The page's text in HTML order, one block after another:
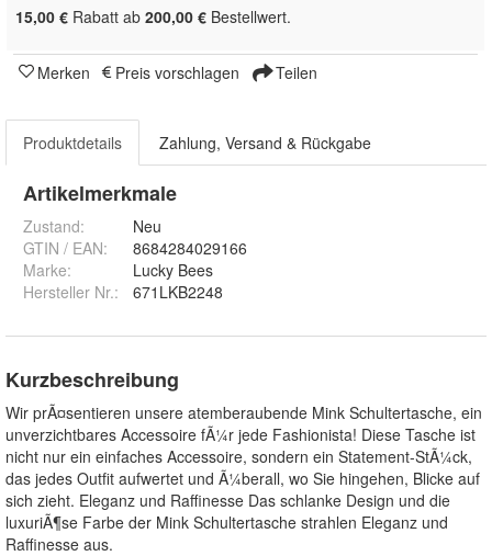
15,00 € Rabatt ab 200,00 € Bestellwert.
Merken Preis vorschlagen Teilen
Produktdetails Zahlung, Versand & Rückgabe
Artikelmerkmale
Zustand:
Neu
GTIN / EAN:
8684284029166
Marke:
Lucky Bees
Hersteller Nr.:
671LKB2248
Kurzbeschreibung
Wir prÃ¤sentieren unsere atemberaubende Mink Schultertasche, ein
unverzichtbares Accessoire fÃ¼r jede Fashionista! Diese Tasche ist
nicht nur ein einfaches Accessoire, sondern ein Statement-StÃ¼ck,
das jedes Outfit aufwertet und Ã¼berall, wo Sie hingehen, Blicke auf
sich zieht. Eleganz und Raffinesse Das schlanke Design und die
luxuriÃ¶se Farbe der Mink Schultertasche strahlen Eleganz und
Raffinesse aus.